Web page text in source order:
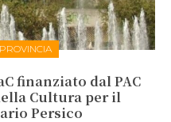
finanziato dal PAC
Cultura per il
Persico